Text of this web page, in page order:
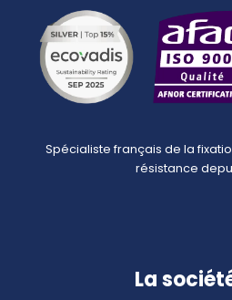
Spécialiste français de la
résistance
La